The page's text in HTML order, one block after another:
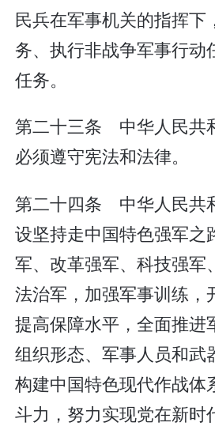
民兵在军事机关的指挥下
务、执行非战争军事行动
任务。
第二十三条 中华人民共
必须遵守宪法和法律。
第二十四条 中华人民共
设坚持走中国特色强军之
军、改革强军、科技强军
法治军，加强军事训练，
提高保障水平，全面推进
组织形态、军事人员和武
构建中国特色现代作战体
斗力，努力实现党在新时